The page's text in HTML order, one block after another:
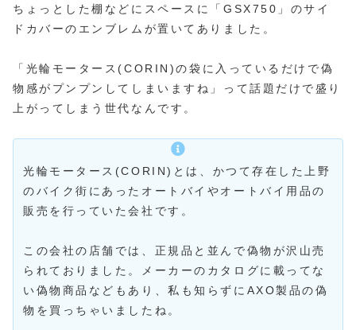
ちょっとした棚などにスペースに「GSX750」のサイ
ドカバーのエンブレムが置いてありました。
「光輪モータース(CORIN)の袋に入っているだけで偽
物感がプンプンしてしまいますね」って話題だけで盛り
上がってしまう世代なんです。
光輪モータース(CORIN)とは、かつて存在した上野
のバイク街にあったオートバイやオートバイ用品の
販売を行っていた会社です。
この会社の店舗では、正規品と並んで偽物が沢山売
られておりました。メーカーのカタログに載ってな
い偽物商品などもあり、私も知らずにAXO製品の偽
物を買っちゃいましたね。